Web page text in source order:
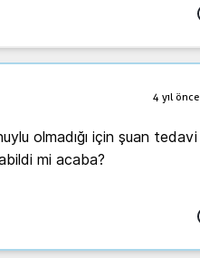
4 yıl önce
olmadığı için şuan tedavi
mi acaba?